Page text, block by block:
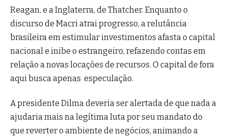
Reagan, e a Inglaterra, de Thatcher. Enquanto o
discurso de Macri atrai progresso, a relutância
brasileira em estimular investimentos afasta o capital
nacional e inibe o estrangeiro, refazendo contas em
relação a novas locações de recursos. O capital de fora
aqui busca apenas especulação.
A presidente Dilma deveria ser alertada de que nada a
ajudaria mais na legítima luta por seu mandato do
que reverter o ambiente de negócios, animando a